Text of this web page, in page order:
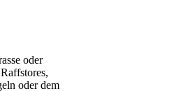
oder
oder dem